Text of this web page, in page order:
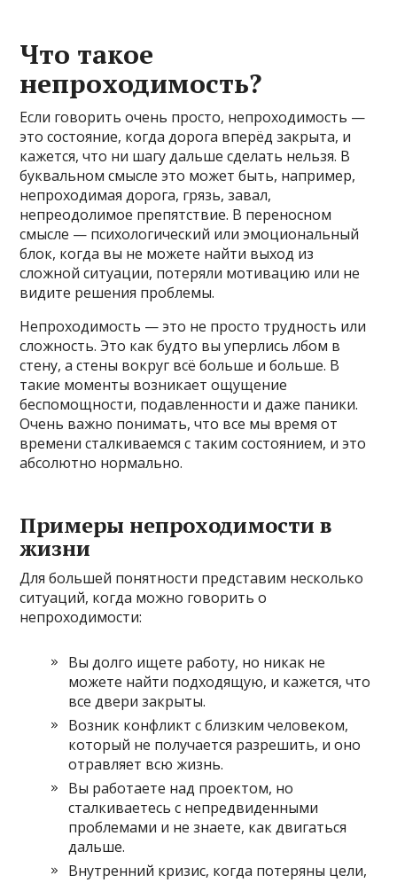
Что такое
непроходимость?
Если говорить очень просто, непроходимость —
это состояние, когда дорога вперёд закрыта, и
кажется, что ни шагу дальше сделать нельзя. В
буквальном смысле это может быть, например,
непроходимая дорога, грязь, завал,
непреодолимое препятствие. В переносном
смысле — психологический или эмоциональный
блок, когда вы не можете найти выход из
сложной ситуации, потеряли мотивацию или не
видите решения проблемы.
Непроходимость — это не просто трудность или
сложность. Это как будто вы уперлись лбом в
стену, а стены вокруг всё больше и больше. В
такие моменты возникает ощущение
беспомощности, подавленности и даже паники.
Очень важно понимать, что все мы время от
времени сталкиваемся с таким состоянием, и это
абсолютно нормально.
Примеры непроходимости в
жизни
Для большей понятности представим несколько
ситуаций, когда можно говорить о
непроходимости:
Вы долго ищете работу, но никак не
можете найти подходящую, и кажется, что
все двери закрыты.
Возник конфликт с близким человеком,
который не получается разрешить, и оно
отравляет всю жизнь.
Вы работаете над проектом, но
сталкиваетесь с непредвиденными
проблемами и не знаете, как двигаться
дальше.
Внутренний кризис, когда потеряны цели,